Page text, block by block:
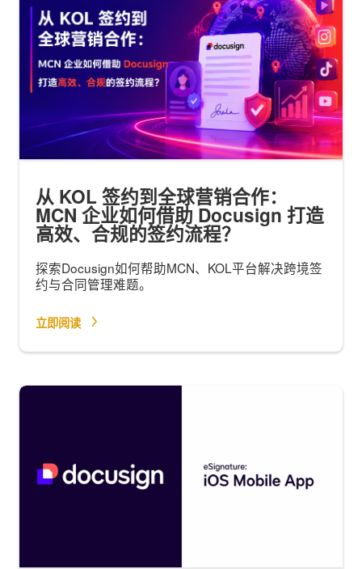
从 KOL 签约到全球营销合作：
MCN 企业如何借助 Docusign 打造
高效、合规的签约流程？
探索Docusign如何帮助MCN、KOL平台解决跨境签
约与合同管理难题。
立即阅读